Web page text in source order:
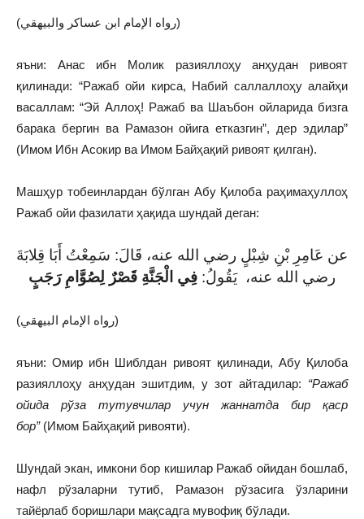
(رواه الإمام ابن عساكر والبيهقي)
яъни: Анас ибн Молик разияллоҳу анҳудан ривоят
қилинади: “Ражаб ойи кирса, Набий саллаллоҳу алайҳи
васаллам: “Эй Аллоҳ! Ражаб ва Шаъбон ойларида бизга
барака бергин ва Рамазон ойига етказгин”, дер эдилар”
(Имом Ибн Асокир ва Имом Байҳақий ривоят қилган).
Машҳур тобеинлардан бўлган Абу Қилоба раҳимаҳуллоҳ
Ражаб ойи фазилати ҳақида шундай деган:
عن عَامِرِ بْنِ شِبْلٍ رضي الله عنه، قَالَ: سَمِعْتُ أَبَا قِلابَةَ
رضي الله عنه، يَقُولُ: فِي الْجَنَّةِ قَصْرٌ لِصُوَّامِ رَجَبٍ
(رواه الإمام البيهقي)
яъни: Омир ибн Шиблдан ривоят қилинади, Абу Қилоба
разияллоҳу анҳудан эшитдим, у зот айтадилар: “Ражаб
ойида рўза тутувчилар учун жаннатда бир қаср
бор”(Имом Байҳақий ривояти).
Шундай экан, имкони бор кишилар Ражаб ойидан бошлаб,
нафл рўзаларни тутиб, Рамазон рўзасига ўзларини
тайёрлаб боришлари мақсадга мувофиқ бўлади.